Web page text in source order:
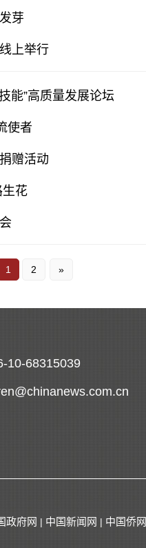
芽
上举行
能”高质量发展论坛
使者
赠活动
生花
1 2 »
10-68315039
政府网 | 中国新闻网 | 中国侨网